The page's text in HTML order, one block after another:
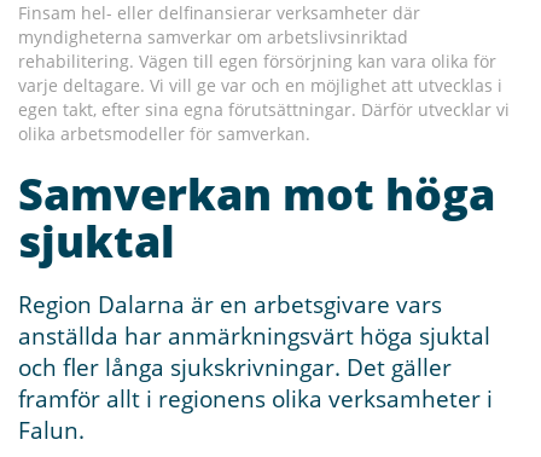
Finsam hel- eller delfinansierar verksamheter där
myndigheterna samverkar om arbetslivsinriktad
rehabilitering. Vägen till egen försörjning kan vara olika för
varje deltagare. Vi vill ge var och en möjlighet att utvecklas i
egen takt, efter sina egna förutsättningar. Därför utvecklar vi
olika arbetsmodeller för samverkan.
Samverkan mot höga
sjuktal
Region Dalarna är en arbetsgivare vars
anställda har anmärkningsvärt höga sjuktal
och fler långa sjukskrivningar. Det gäller
framför allt i regionens olika verksamheter i
Falun.